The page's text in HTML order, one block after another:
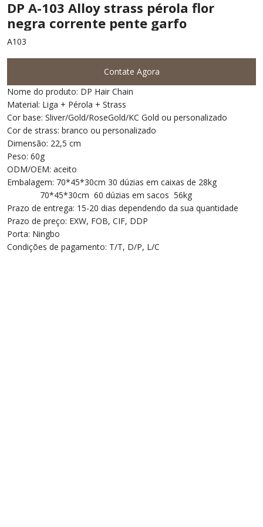
DP A-103 Alloy strass pérola flor
negra corrente pente garfo
A103
Contate Agora
Nome do produto: DP Hair Chain
Material: Liga + Pérola + Strass
Cor base: Sliver/Gold/RoseGold/KC Gold ou personalizado
Cor de strass: branco ou personalizado
Dimensão: 22,5 cm
Peso: 60g
ODM/OEM: aceito
Embalagem: 70*45*30cm 30 dúzias em caixas de 28kg
70*45*30cm 60 dúzias em sacos 56kg
Prazo de entrega: 15-20 dias dependendo da sua quantidade
Prazo de preço: EXW, FOB, CIF, DDP
Porta: Ningbo
Condições de pagamento: T/T, D/P, L/C